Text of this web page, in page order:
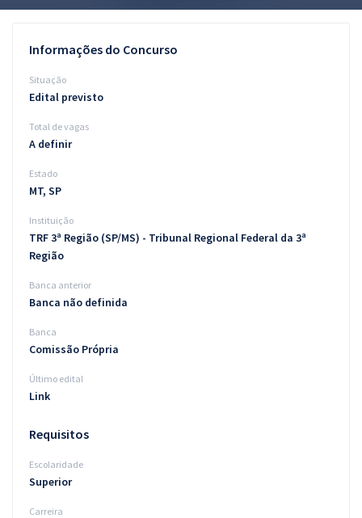
Blog
Aprovados
Atendimento
Informações do Concurso
Situação
Edital previsto
Total de vagas
A definir
Estado
MT, SP
Instituição
TRF 3ª Região (SP/MS) - Tribunal Regional Federal da 3ª
Região
Banca anterior
Banca não definida
Banca
Comissão Própria
Último edital
Link
Requisitos
Escolaridade
Superior
Carreira